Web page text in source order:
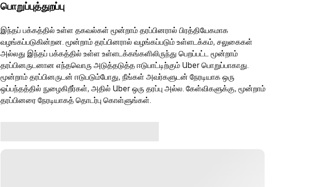
பொறுப்புத்துறப்பு
இந்தப் பக்கத்தில் உள்ள தகவல்கள் மூன்றாம் தரப்பினரால் பிரத்தியேகமாக
வழங்கப்படுகின்றன. மூன்றாம் தரப்பினரால் வழங்கப்படும் உள்ளடக்கம், சலுகைகள்
அல்லது இந்தப் பக்கத்தில் உள்ள உள்ளடக்கங்களிலிருந்து பெறப்பட்ட மூன்றாம்
தரப்பினருடனான எந்தவொரு அடுத்தடுத்த ஈடுபாட்டிற்கும் Uber பொறுப்பாகாது.
மூன்றாம் தரப்பினருடன் ஈடுபடும்போது, நீங்கள் அவர்களுடன் நேரடியாக ஒரு
ஒப்பந்தத்தில் நுழைகிறீர்கள், அதில் Uber ஒரு தரப்பு அல்ல. கேள்விகளுக்கு, மூன்றாம்
தரப்பினரை நேரடியாகத் தொடர்பு கொள்ளுங்கள்.